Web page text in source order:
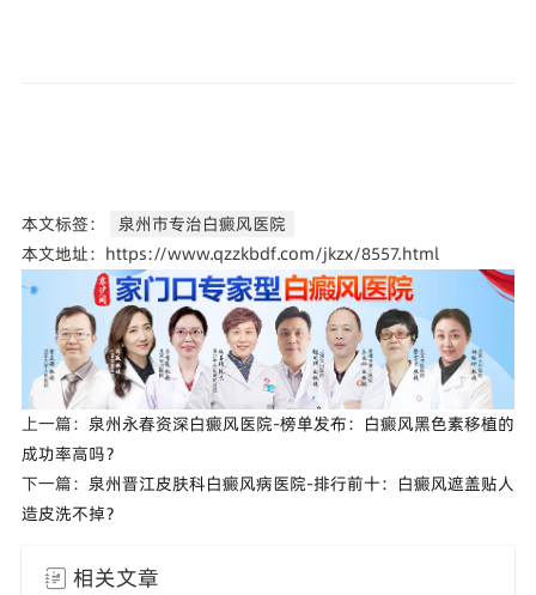
本文标签：
泉州市专治白癜风医院
本文地址：https://www.qzzkbdf.com/jkzx/8557.html
上一篇： 泉州永春资深白癜风医院-榜单发布：白癜风黑色素移植的
成功率高吗？
下一篇： 泉州晋江皮肤科白癜风病医院-排行前十：白癜风遮盖贴人
造皮洗不掉？
相关文章